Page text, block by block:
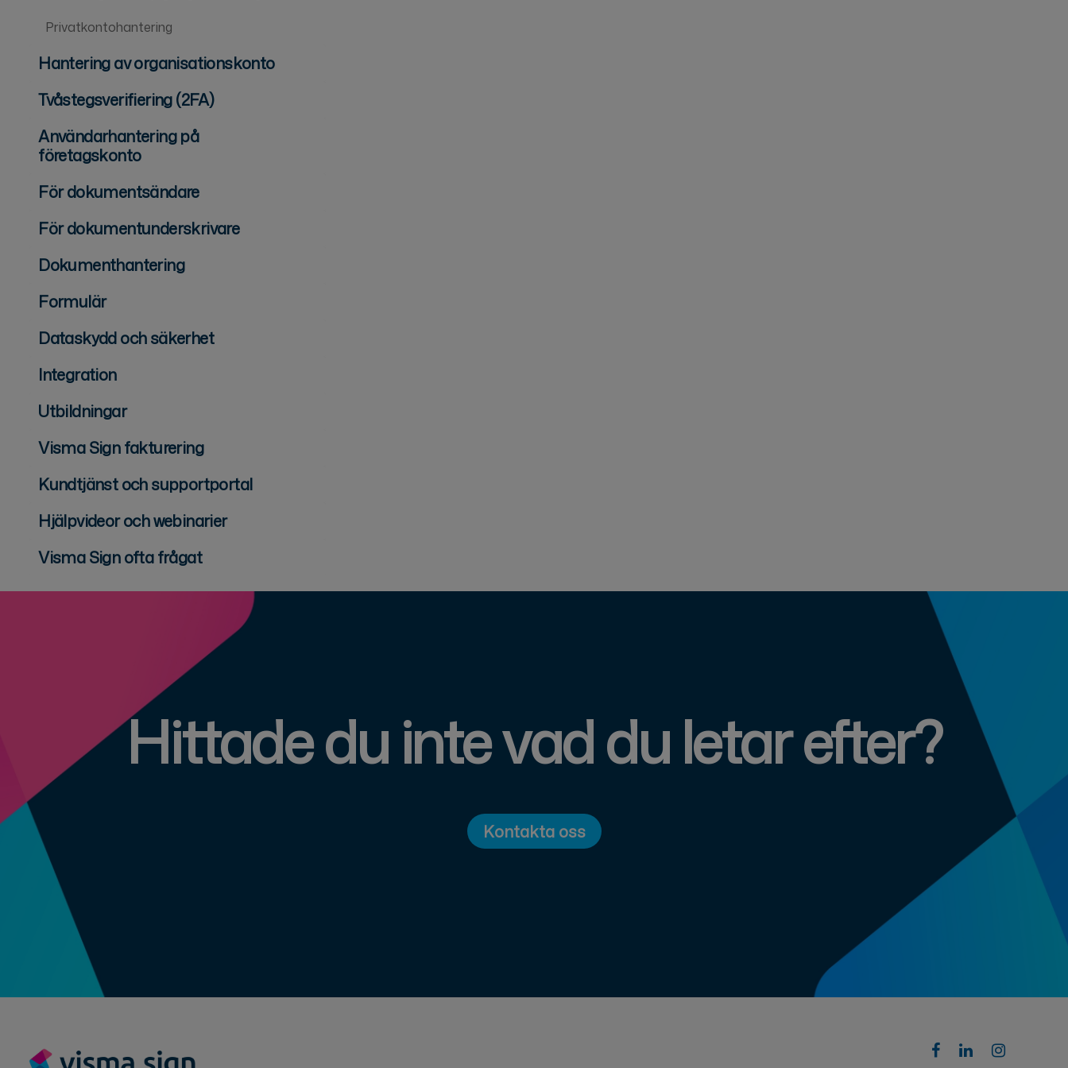
Privatkontohantering
Hantering av organisationskonto
Tvåstegsverifiering (2FA)
Användarhantering på
företagskonto
För dokumentsändare
För dokumentunderskrivare
Dokumenthantering
Formulär
Dataskydd och säkerhet
Integration
Utbildningar
Visma Sign fakturering
Kundtjänst och supportportal
Hjälpvideor och webinarier
Visma Sign ofta frågat
Hittade du inte vad du letar efter?
Kontakta oss